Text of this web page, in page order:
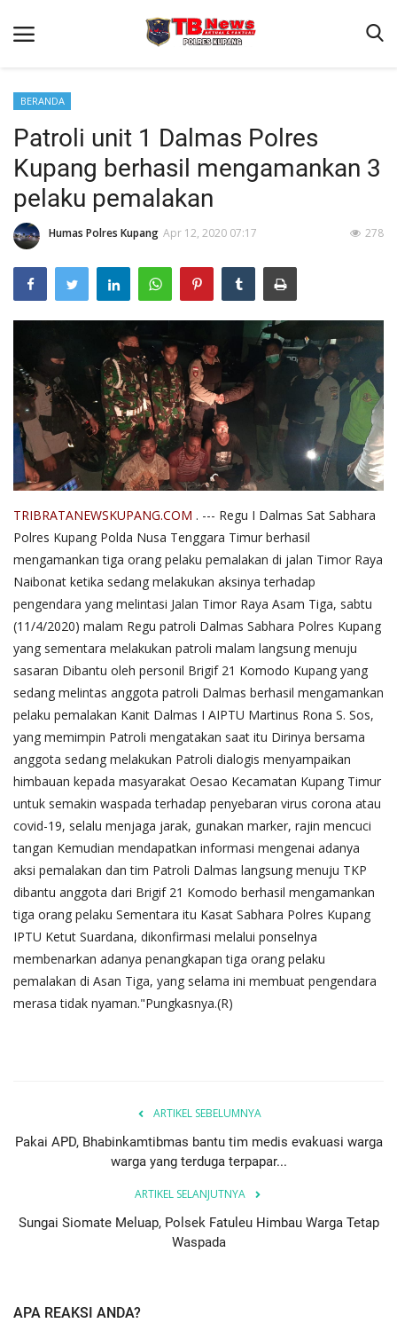
Beranda
Terms & Conditions
Reskrim
Binkam
Giat Ops
Lantas
Jurnal Kamtibmas
Satwil
BERANDA
Patroli unit 1 Dalmas Polres
Kupang berhasil mengamankan 3
pelaku pemalakan
Humas Polres Kupang Apr 12, 2020 07:17 278
TRIBRATANEWSKUPANG.COM . --- Regu I Dalmas Sat Sabhara
Polres Kupang Polda Nusa Tenggara Timur berhasil
mengamankan tiga orang pelaku pemalakan di jalan Timor Raya
Naibonat ketika sedang melakukan aksinya terhadap
pengendara yang melintasi Jalan Timor Raya Asam Tiga, sabtu
(11/4/2020) malam Regu patroli Dalmas Sabhara Polres Kupang
yang sementara melakukan patroli malam langsung menuju
sasaran Dibantu oleh personil Brigif 21 Komodo Kupang yang
sedang melintas anggota patroli Dalmas berhasil mengamankan
pelaku pemalakan Kanit Dalmas I AIPTU Martinus Rona S. Sos,
yang memimpin Patroli mengatakan saat itu Dirinya bersama
anggota sedang melakukan Patroli dialogis menyampaikan
himbauan kepada masyarakat Oesao Kecamatan Kupang Timur
untuk semakin waspada terhadap penyebaran virus corona atau
covid-19, selalu menjaga jarak, gunakan marker, rajin mencuci
tangan Kemudian mendapatkan informasi mengenai adanya
aksi pemalakan dan tim Patroli Dalmas langsung menuju TKP
dibantu anggota dari Brigif 21 Komodo berhasil mengamankan
tiga orang pelaku Sementara itu Kasat Sabhara Polres Kupang
IPTU Ketut Suardana, dikonfirmasi melalui ponselnya
membenarkan adanya penangkapan tiga orang pelaku
pemalakan di Asan Tiga, yang selama ini membuat pengendara
merasa tidak nyaman."Pungkasnya.(R)
ARTIKEL SEBELUMNYA
Pakai APD, Bhabinkamtibmas bantu tim medis evakuasi warga
warga yang terduga terpapar...
ARTIKEL SELANJUTNYA
Sungai Siomate Meluap, Polsek Fatuleu Himbau Warga Tetap
Waspada
APA REAKSI ANDA?